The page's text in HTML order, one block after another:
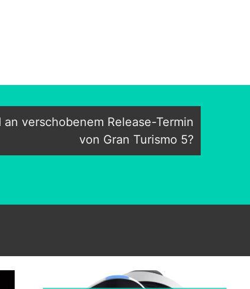
verschobenem Release-Termin
von Gran Turismo 5?